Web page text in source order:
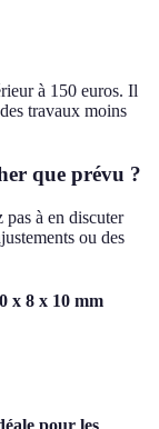
à 150 euros. Il
travaux moins
que prévu ?
pas à en discuter
ou des
x 8 x 10 mm